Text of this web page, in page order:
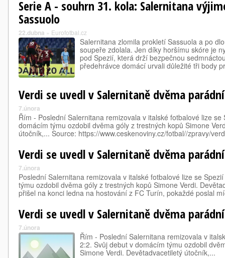
Serie A - souhrn 31. kola: Salernitana
Sassuolo
22.dubna » Eurofotbal.cz
Salernitana zlomila prokletí Sassuola a po
soupeře zdolala. Jen díky horšímu skóre je
pod Spezií, která drží bezpečnou
předehrávce domácí urvali důležité tři body
Verdi se uvedl v Salernitaně dvěma
7.února
Řím - Poslední Salernitana remizovala v italské fotbalové lize se
domácím týmu ozdobil dvěma góly z trestných kopů Simone
útočník,... Source: https://www.ceskenoviny.cz/fotbal//zpravy/
Verdi se uvedl v Salernitaně dvěma
7.února
Poslední Salernitana remizovala v italské fotbalové lize se
týmu ozdobil dvěma góly z trestných kopů Simone Verdi.
přišel na konci ledna na hostování z FC Turín, pokaždé poslal
Verdi se uvedl v Salernitaně dvěma
7.února
Řím - Poslední Salernitana remizovala v
2:2. Svůj debut v domácím týmu ozdobil
Simone Verdi. Devětadvacetiletý útočník,...